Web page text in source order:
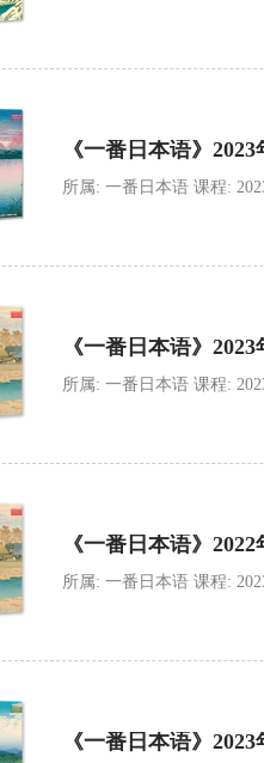
《一番日本语》
所属: 一番日本语 课程:
《一番日本语》
所属: 一番日本语 课程:
《一番日本语》
所属: 一番日本语 课程:
《一番日本语》